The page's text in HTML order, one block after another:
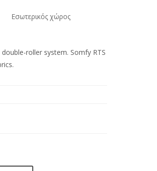
Εσωτερικός χώρος
roller system. Somfy RTS